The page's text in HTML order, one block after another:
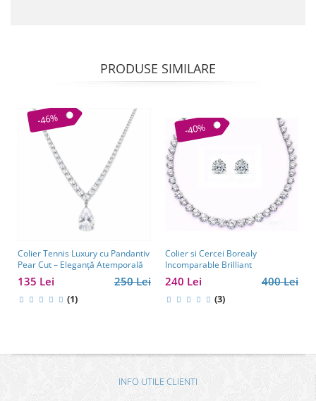
PRODUSE SIMILARE
-46%
Colier Tennis Luxury cu Pandantiv
Pear Cut – Eleganță Atemporală
250 Lei
135 Lei
(1)
-40%
Colier si Cercei Borealy
Incomparable Brilliant
400 Lei
240 Lei
(3)
INFO UTILE CLIENTI